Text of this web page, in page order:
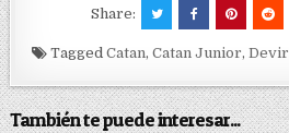
Share:
TaggedCatan,Catan Junior,Devir
También te puede interesar...